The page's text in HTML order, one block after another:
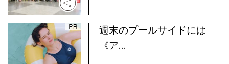
週末のプールサイドには
《ア...